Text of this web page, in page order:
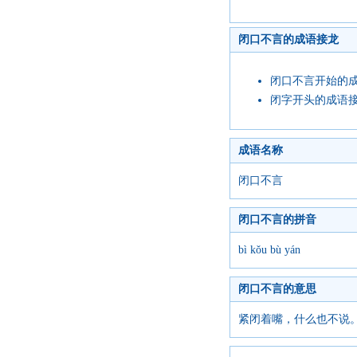
闭口不言的成语接龙
闭口不言开始的
闭字开头的成语
成语名称
闭口不言
闭口不言的拼音
bì kǒu bù yán
闭口不言的意思
紧闭着嘴，什么也不说。